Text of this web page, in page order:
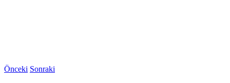
Önceki Sonraki